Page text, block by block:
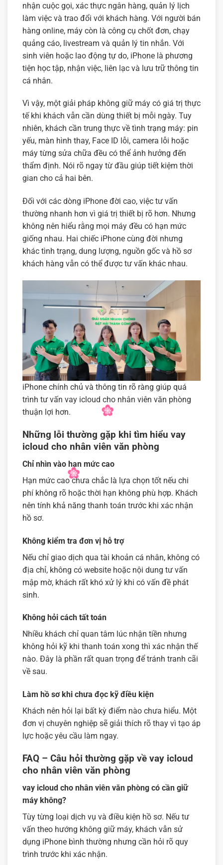
nhận cuộc gọi, xác thực ngân hàng, quản lý lịch
làm việc và trao đổi với khách hàng. Với người bán
hàng online, máy còn là công cụ chốt đơn, chạy
quảng cáo, livestream và quản lý tin nhắn. Với
sinh viên hoặc lao động tự do, iPhone là phương
tiện học tập, nhận việc, liên lạc và lưu trữ thông tin
cá nhân.
Vì vậy, một giải pháp không giữ máy có giá trị thực
tế khi khách vẫn cần dùng thiết bị mỗi ngày. Tuy
nhiên, khách cần trung thực về tình trạng máy: pin
yếu, màn hình thay, Face ID lỗi, camera lỗi hoặc
máy từng sửa chữa đều có thể ảnh hưởng đến
thẩm định. Nói rõ ngay từ đầu giúp tiết kiệm thời
gian cho cả hai bên.
Đối với các dòng iPhone đời cao, việc tư vấn
thường nhanh hơn vì giá trị thiết bị rõ hơn. Nhưng
không nên hiểu rằng mọi máy đều có hạn mức
giống nhau. Hai chiếc iPhone cùng đời nhưng
khác tình trạng, dung lượng, nguồn gốc và hồ sơ
khách hàng vẫn có thể được tư vấn khác nhau.
iPhone chính chủ và thông tin rõ ràng giúp quá
trình tư vấn vay icloud cho nhân viên văn phòng
thuận lợi hơn.
Những lỗi thường gặp khi tìm hiểu vay
icloud cho nhân viên văn phòng
Chỉ nhìn vào hạn mức cao
Hạn mức cao chưa chắc là lựa chọn tốt nếu chi
phí không rõ hoặc thời hạn không phù hợp. Khách
nên tính khả năng thanh toán trước khi xác nhận
hồ sơ.
Không kiểm tra đơn vị hỗ trợ
Nếu chỉ giao dịch qua tài khoản cá nhân, không có
địa chỉ, không có website hoặc nội dung tư vấn
mập mờ, khách rất khó xử lý khi có vấn đề phát
sinh.
Không hỏi cách tất toán
Nhiều khách chỉ quan tâm lúc nhận tiền nhưng
không hỏi kỹ khi thanh toán xong thì xác nhận thế
nào. Đây là phần rất quan trọng để tránh tranh cãi
về sau.
Làm hồ sơ khi chưa đọc kỹ điều kiện
Khách nên hỏi lại bất kỳ điểm nào chưa hiểu. Một
đơn vị chuyên nghiệp sẽ giải thích rõ thay vì tạo áp
lực hoặc yêu cầu làm ngay.
FAQ – Câu hỏi thường gặp về vay icloud
cho nhân viên văn phòng
vay icloud cho nhân viên văn phòng có cần giữ
máy không?
Tùy từng loại dịch vụ và điều kiện hồ sơ. Nếu tư
vấn theo hướng không giữ máy, khách vẫn sử
dụng iPhone bình thường nhưng cần hỏi rõ quy
trình trước khi xác nhận.